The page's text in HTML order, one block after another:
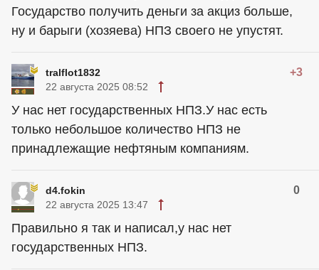
Государство получить деньги за акциз больше,
ну и барыги (хозяева) НПЗ своего не упустят.
tralflot1832 +3
22 августа 2025 08:52
У нас нет государственных НПЗ.У нас есть
только небольшое количество НПЗ не
принадлежащие нефтяным компаниям.
d4.fokin 0
22 августа 2025 13:47
Правильно я так и написал,у нас нет
государственных НПЗ.